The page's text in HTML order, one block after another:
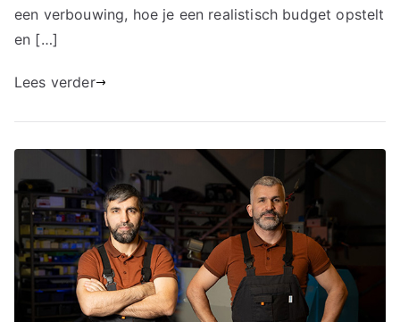
een verbouwing, hoe je een realistisch budget opstelt
en […]
Lees verder